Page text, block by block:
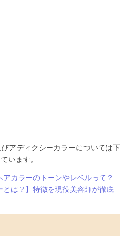
アディクシーカラーについては下
います。
アカラーのトーンやレベルって？
とは？】特徴を現役美容師が徹底